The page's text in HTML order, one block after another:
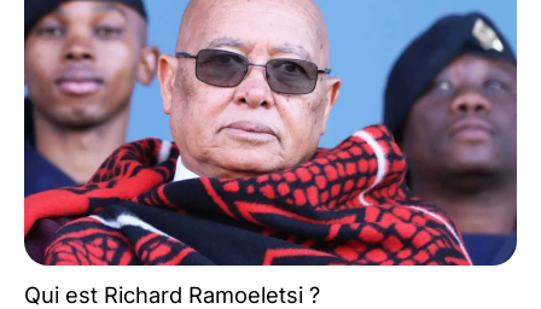
Qui est Richard Ramoeletsi ?